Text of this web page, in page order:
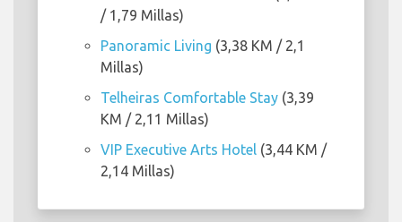
/ 1,79 Millas)
Panoramic Living (3,38 KM / 2,1
Millas)
Telheiras Comfortable Stay (3,39
KM / 2,11 Millas)
VIP Executive Arts Hotel (3,44 KM /
2,14 Millas)